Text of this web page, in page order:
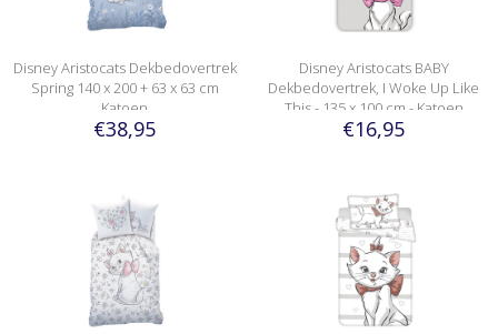
Disney Aristocats Dekbedovertrek
Spring 140 x 200 + 63 x 63 cm
Katoen
€38,95
Disney Aristocats BABY
Dekbedovertrek, I Woke Up Like
This - 135 x 100 cm - Katoen
€16,95